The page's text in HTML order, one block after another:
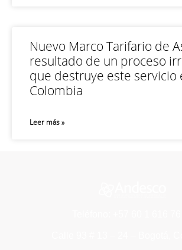
Nuevo Marco Tarifario de
resultado de un proceso
que destruye este servicio
Colombia
Leer más »